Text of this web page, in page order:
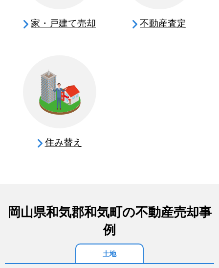
家・戸建て売却 不動産査定
住み替え
岡山県和気郡和気町の不動産売却事
例
土地